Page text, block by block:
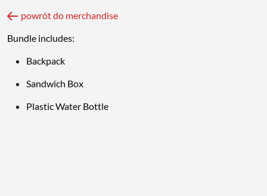
powrót do merchandise
Bundle includes:
Backpack
Sandwich Box
Plastic Water Bottle